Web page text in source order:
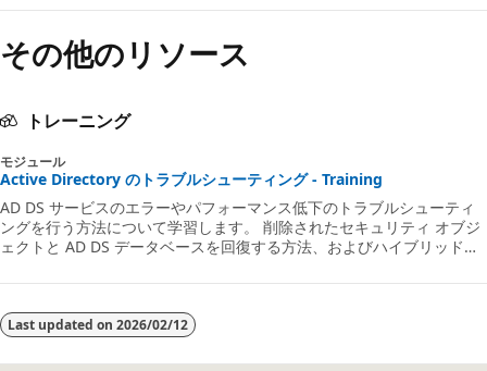
その他のリソース
トレーニング
モジュール
Active Directory のトラブルシューティング - Training
AD DS サービスのエラーやパフォーマンス低下のトラブルシューティ
ングを行う方法について学習します。 削除されたセキュリティ オブジ
ェクトと AD DS データベースを回復する方法、およびハイブリッド認
Last updated on 2026/02/12